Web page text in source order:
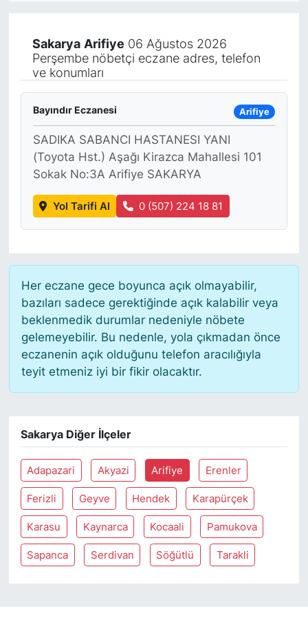
Sakarya Arifiye 06 Ağustos 2026
Perşembe nöbetçi eczane adres, telefon
ve konumları
Bayındır Eczanesi Arifiye
SADIKA SABANCI HASTANESI YANI
(Toyota Hst.) Aşağı Kirazca Mahallesi 101
Sokak No:3A Arifiye SAKARYA
Yol Tarifi Al 0 (507) 224 18 81
Her eczane gece boyunca açık olmayabilir,
bazıları sadece gerektiğinde açık kalabilir veya
beklenmedik durumlar nedeniyle nöbete
gelemeyebilir. Bu nedenle, yola çıkmadan önce
eczanenin açık olduğunu telefon aracılığıyla
teyit etmeniz iyi bir fikir olacaktır.
Sakarya Diğer İlçeler
Adapazari Akyazi Arifiye Erenler
Ferizli Geyve Hendek Karapürçek
Karasu Kaynarca Kocaali Pamukova
Sapanca Serdivan Söğütlü Tarakli
KÖŞE YAZILARI (Arşiv)
KÜLTÜR SANAT
MAGAZİN
RÖPORTAJ
SAĞLIK
SEKTÖR
SİYASET
SON DAKİKA HABERİ
TEKNOLOJİ
TÜRKİYE VE DÜNYA GÜNDEMİ
VİDEO GALERİ
YAŞAM